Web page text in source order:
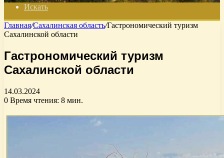
Искать
Главная/Сахалинская область/Гастрономический туризм
Сахалинской области
Гастрономический туризм
Сахалинской области
14.03.2024
0 Время чтения: 8 мин.